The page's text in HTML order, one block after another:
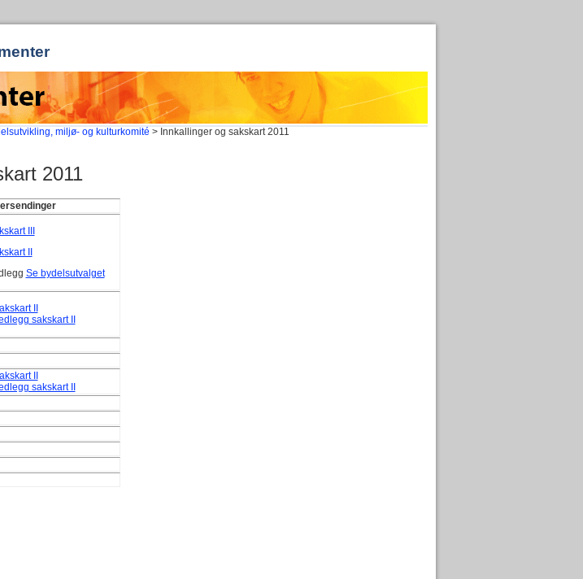
miljø- og kulturkomité > Innkallinger og sakskart 2011
2011
III
II
Se bydelsutvalget
II
sakskart II
II
sakskart II